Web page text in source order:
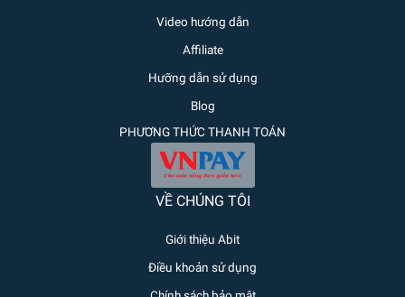
Video hướng dẫn
Affiliate
Hưỡng dẫn sử dụng
Blog
PHƯƠNG THỨC THANH TOÁN
VỀ CHÚNG TÔI
Giới thiệu Abit
Điều khoản sử dụng